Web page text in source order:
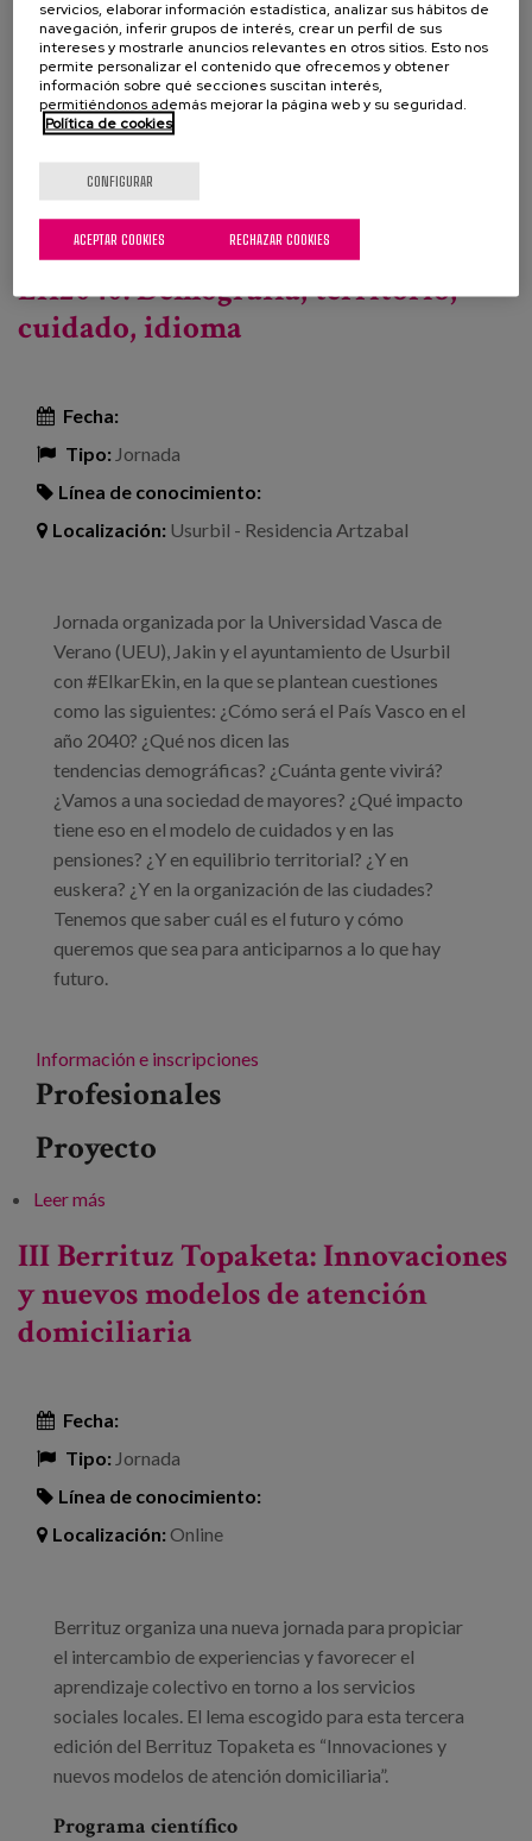
Se presentarán experiencias sobre:
Más información
Profesionales
Proyecto
Leer mássobre Espacio de Innovación: Atención Integrada de
servicios y soportes en el domicilio. 2ª sesión.
EH2040: Demografía, territorio,
cuidado, idioma
Fecha:
Tipo: Jornada
Línea de conocimiento:
Localización: Usurbil - Residencia Artzabal
Jornada organizada por la Universidad Vasca de
Verano (UEU), Jakin y el ayuntamiento de Usurbil
con #ElkarEkin, en la que se plantean cuestiones
como las siguientes: ¿Cómo será el País Vasco en el
año 2040? ¿Qué nos dicen las
tendencias demográficas? ¿Cuánta gente vivirá?
¿Vamos a una sociedad de mayores? ¿Qué impacto
tiene eso en el modelo de cuidados y en las
pensiones? ¿Y en equilibrio territorial? ¿Y en
euskera? ¿Y en la organización de las ciudades?
Tenemos que saber cuál es el futuro y cómo
queremos que sea para anticiparnos a lo que hay
futuro.
Información e inscripciones
Profesionales
Proyecto
Leer más
III Berrituz Topaketa: Innovaciones
y nuevos modelos de atención
domiciliaria
Fecha:
Tipo: Jornada
Línea de conocimiento:
Localización:Online
Berrituz organiza una nueva jornada para propiciar
el intercambio de experiencias y favorecer el
aprendizaje colectivo en torno a los servicios
sociales locales. El lema escogido para esta tercera
edición del Berrituz Topaketa es “Innovaciones y
nuevos modelos de atención domiciliaria”.
Programa científico
servicios, elaborar información estadística, analizar sus hábitos de
navegación, inferir grupos de interés, crear un perfil de sus
intereses y mostrarle anuncios relevantes en otros sitios. Esto nos
permite personalizar el contenido que ofrecemos y obtener
información sobre qué secciones suscitan interés,
permitiéndonos además mejorar la página web y su seguridad.
Política de cookies
CONFIGURAR
RECHAZAR COOKIES
ACEPTAR COOKIES